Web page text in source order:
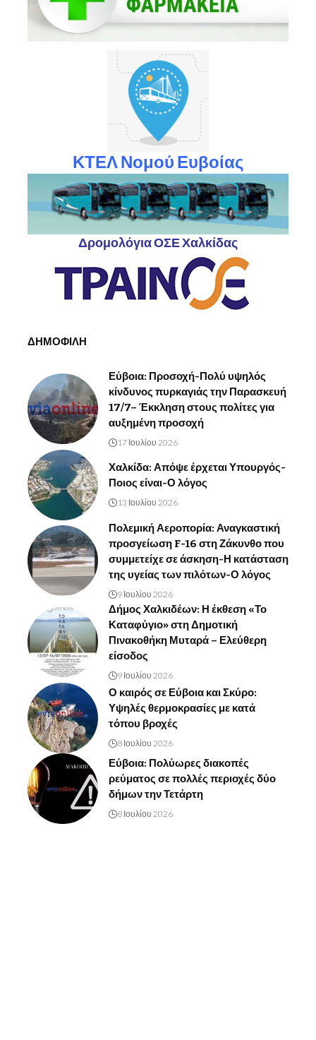
ΚΤΕΛ Νομού Ευβοίας
Δρομολόγια ΟΣΕ Χαλκίδας
ΔΗΜΟΦΙΛΗ
Εύβοια: Προσοχή-Πολύ υψηλός
κίνδυνος πυρκαγιάς την Παρασκευή
17/7– Έκκληση στους πολίτες για
αυξημένη προσοχή
17 Ιουλίου 2026
Χαλκίδα: Απόψε έρχεται Υπουργός-
Ποιος είναι-Ο λόγος
13 Ιουλίου 2026
Πολεμική Αεροπορία: Αναγκαστική
προσγείωση F-16 στη Ζάκυνθο που
συμμετείχε σε άσκηση-Η κατάσταση
της υγείας των πιλότων-Ο λόγος
9 Ιουλίου 2026
Δήμος Χαλκιδέων: Η έκθεση «Το
Καταφύγιο» στη Δημοτική
Πινακοθήκη Μυταρά – Ελεύθερη
είσοδος
9 Ιουλίου 2026
Ο καιρός σε Εύβοια και Σκύρο:
Υψηλές θερμοκρασίες με κατά
τόπου βροχές
8 Ιουλίου 2026
Εύβοια: Πολύωρες διακοπές
ρεύματος σε πολλές περιοχές δύο
δήμων την Τετάρτη
8 Ιουλίου 2026